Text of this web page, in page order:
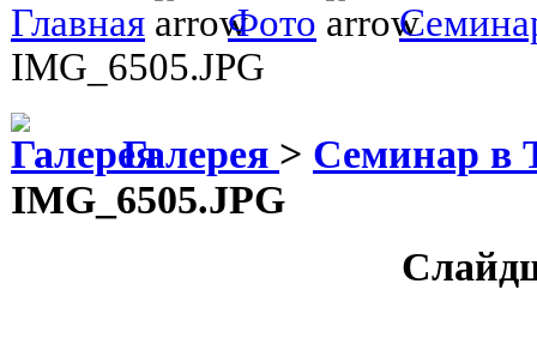
Главная Фото
IMG_6505.JPG
Галерея > Семинар в
IMG_6505.JPG